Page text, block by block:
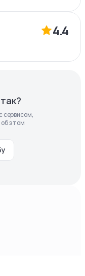
4.4
сервисом,
этом